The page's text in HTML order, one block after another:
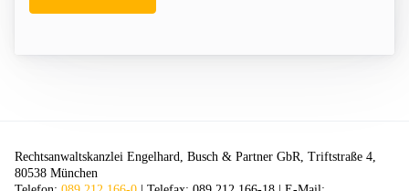
Rechtsanwaltskanzlei Engelhard, Busch & Partner GbR, Triftstraße 4,
80538 München